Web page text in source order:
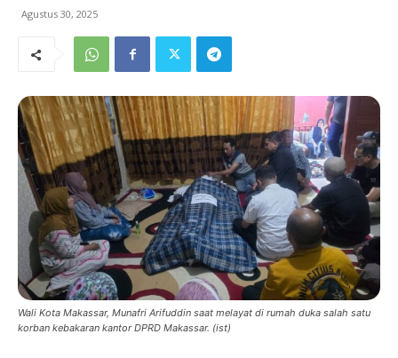
Agustus 30, 2025
Wali Kota Makassar, Munafri Arifuddin saat melayat di rumah duka salah satu
korban kebakaran kantor DPRD Makassar. (ist)